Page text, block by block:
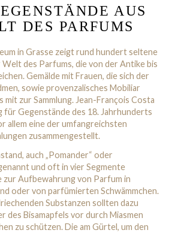
AUS
DES PARFUMS
in Grasse zeigt rund hundert seltene
Welt des Parfums, die von der Antike bis
Gemälde mit Frauen, die sich der
sowie provenzalisches Mobiliar
mit zur Sammlung. Jean-François Costa
für Gegenstände des 18. Jahrhunderts
allem eine der umfangreichsten
zusammengestellt.
auch „Pomander“ oder
und oft in vier Segmente
zur Aufbewahrung von Parfum in
oder von parfümierten Schwämmchen.
Substanzen sollten dazu
des Bisamapfels vor durch Miasmen
zu schützen. Die am Gürtel, um den